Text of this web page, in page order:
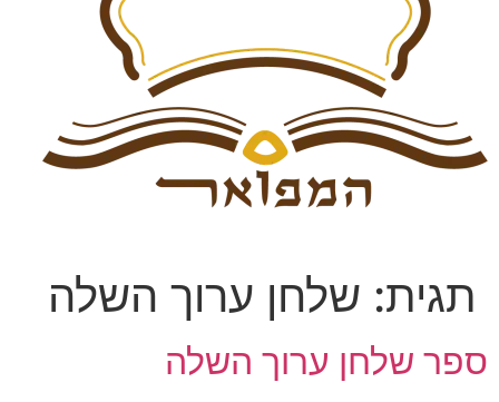
תגית: שלחן ערוך השלה
ספר שלחן ערוך השלה